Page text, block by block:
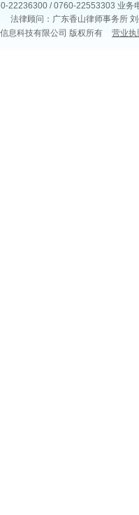
22236300 / 0760-22553303 业
法律顾问：广东香山律师事务所
息科技有限公司 版权所有
营业执